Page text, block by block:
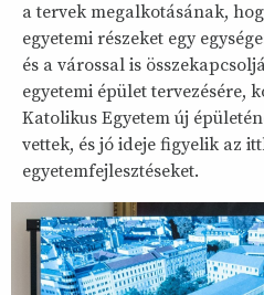
a tervek megalkotásának,
egyetemi részeket egy
és a várossal is
egyetemi épület tervezésére,
Katolikus Egyetem új
vettek, és jó ideje figyelik az
egyetemfejlesztéseket.